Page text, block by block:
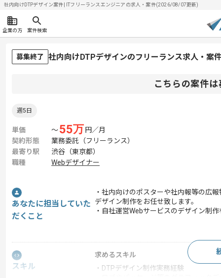
社内向けDTPデザイン案件| ITフリーランスエンジニアの求人・案件(2026/08/07更新)
企業の方 案件検索
募集終了 社内向けDTPデザインのフリーランス求人・案
こちらの案件
週5日
単価 〜55万 円／月
契約形態
業務委託（フリーランス）
最寄り駅
渋谷（東京都）
職種
Webデザイナー
あなたに担当していた
だくこと
・社内向けのポスターや社内報等の広
デザイン制作をお任せ致します。
・自社運営Webサービスのデザイン制
スキル
求めるスキル
・DTPデザイン制作実務経験